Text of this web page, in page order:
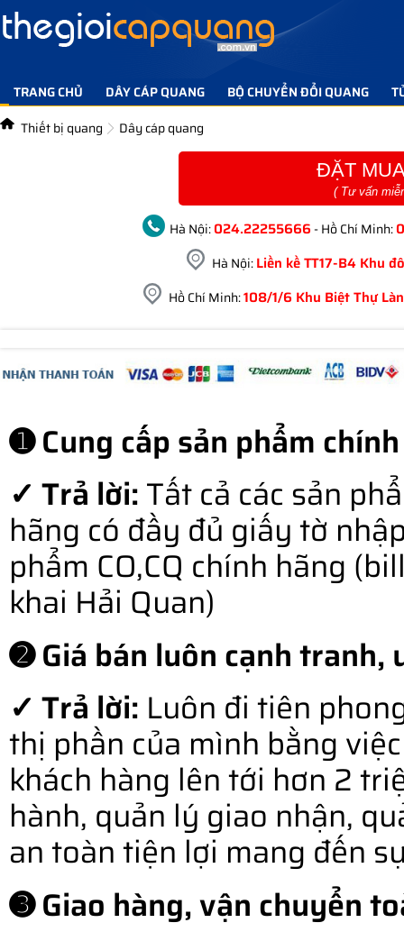
TRANG CHỦ DÂY CÁP QUANG BỘ CHUYỂN ĐỔI QUANG
TIN TỨC GIẢI PHÁP
LIÊN HỆ
Thiết bị quang Dây cáp quang
ĐẶT
( Tư vấn
Hà Nội:024.22255666 - Hồ Chí Minh:
Hà Nội:Liền kề TT17-B4 Khu
Hồ Chí Minh:108/1/6 Khu Biệt Thự
➊ Cung cấp sản phẩm
✓ Trả lời:Tất cả các sản
hãng có đầy đủ giấy tờ
phẩm CO,CQ chính hãng
khai Hải Quan)
➋ Giá bán luôn cạnh tranh,
✓ Trả lời: Luôn đi tiên
thị phần của mình bằng
khách hàng lên tới hơn 2
hành, quản lý giao nhận,
an toàn tiện lợi mang đến
➌ Giao hàng, vận chuyển